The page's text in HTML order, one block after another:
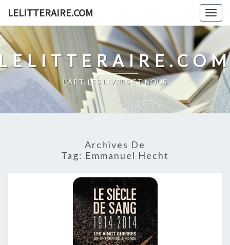
content
LELITTERAIRE.COM
L'ART, LES LIVRES ET NOUS
Archives De
Tag: Emmanuel Hecht